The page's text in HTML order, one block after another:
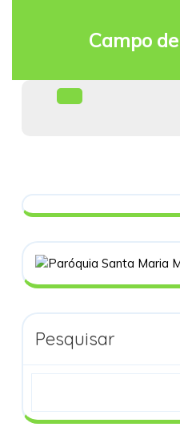
Campo
Pesquisar